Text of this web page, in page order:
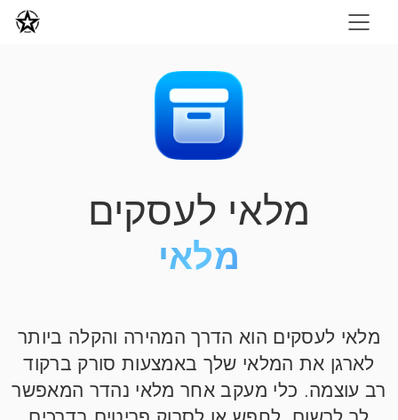
מלאי לעסקים
מלאי
מלאי לעסקים הוא הדרך המהירה והקלה ביותר
לארגן את המלאי שלך באמצעות סורק ברקוד
רב עוצמה. כלי מעקב אחר מלאי נהדר המאפשר